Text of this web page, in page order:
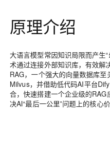
原理介绍
大语言模型常因知识局限而产生
术通过连接外部知识库，有效解
RAG，一个强大的向量数据库至
Milvus，并借助低代码AI平台
合，快速搭建一个企业级的
决AI“最后一公里”问题上的核心价